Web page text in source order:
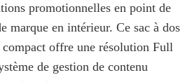
promotionnelles en point de
marque en intérieur. Ce sac à dos
offre une résolution Full
de gestion de contenu